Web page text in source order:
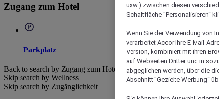
Zugang zum Hotel
Parkplatz
Back to search by Zugang zum Hotel
Skip search by Wellness
Skip search by Zugänglichkeit
usw.) zwischen diesen
Schaltfläche "Personalisieren“
Wenn Sie der Verwendung von
verarbeitet Accor Ihre E-Mail-
Version, kombiniert mit Ihren
auf Webseiten Dritter und in
abgeglichen werden, über die
Abschnitt "Gezielte Werbung“